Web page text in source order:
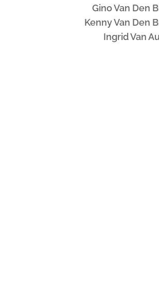
Gino Van Den
Kenny Van Den
Ingrid Van